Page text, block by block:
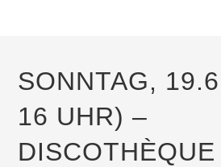
SONNTAG,
16 UHR) –
DISCOTHÈQUE